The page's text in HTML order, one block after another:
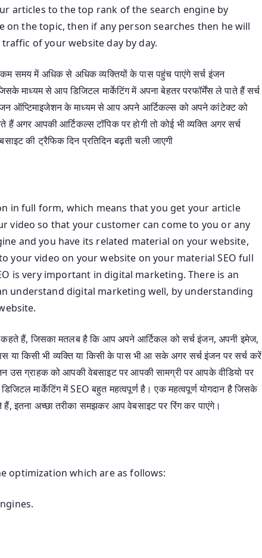
articles to the top rank of the search engine by
the topic, then if any person searches then he will
of your website day by day.
समय में अधिक से अधिक व्यक्तियों के पास पहुंच पाएंगे सर्च इंजन
माध्यम से आप डिजिटल मार्केटिंग में अपना बेहतर परफॉर्मेंस ले पाते हैं सर्च
ऑप्टिमाइजेशन के माध्यम से आप अपने आर्टिकल्स को अपने कांटेक्ट को
आपकी आर्टिकल्स टॉपिक पर होगी तो कोई भी व्यक्ति अगर सर्च
की ट्रैफिक दिन प्रतिदिन बढ़ती चली जाएगी
in full form, which means that you get your article
video so that your customer can come to you or any
and you have its related material on your website,
your video on your website on your material SEO full
is very important in digital marketing. There is an
understand digital marketing well, by understanding
हैं, जिसका मतलब है कि आप अपने आर्टिकल को सर्च इंजन, अपनी इमेज,
किसी भी व्यक्ति या किसी के पास भी आ सके अगर सर्च इंजन पर सर्च करें
उस ग्राहक को आपकी वेबसाइट पर आपकी सामग्री पर आपके वीडियो पर
मार्केटिंग में SEO बहुत महत्वपूर्ण है। एक महत्वपूर्ण योगदान है जिसके
इतना अच्छा तरीका समझकर आप वेबसाइट पर रिंग कर पाएंगे।
optimization which are as follows: